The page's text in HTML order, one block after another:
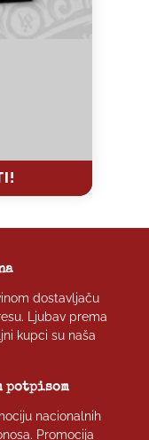
dostavljaču
Ljubav prema
kupci su naša
potpisom
nacionalnih
Promocija